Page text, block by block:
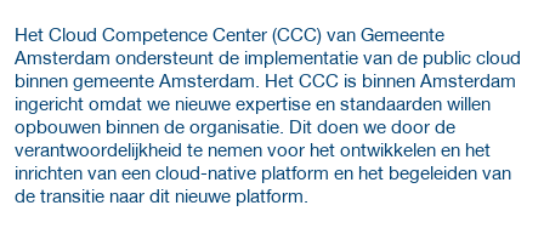
Het Cloud Competence Center (CCC) van Gemeente
Amsterdam ondersteunt de implementatie van de public cloud
binnen gemeente Amsterdam. Het CCC is binnen Amsterdam
ingericht omdat we nieuwe expertise en standaarden willen
opbouwen binnen de organisatie. Dit doen we door de
verantwoordelijkheid te nemen voor het ontwikkelen en het
inrichten van een cloud-native platform en het begeleiden van
de transitie naar dit nieuwe platform.